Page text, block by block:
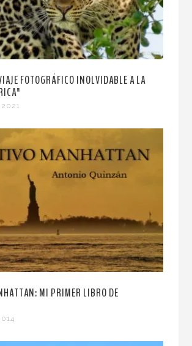
FOTOGRÁFICO INOLVIDABLE A LA
MI PRIMER LIBRO DE